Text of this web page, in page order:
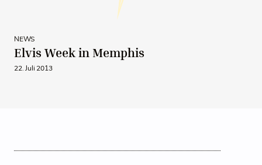
NEWS
Elvis Week in Memphis
22. Juli 2013